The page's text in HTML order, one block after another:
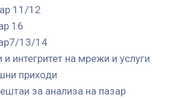
11/12
16
13/14
интегритет на мрежи и услуги
приходи
за анализа на пазар